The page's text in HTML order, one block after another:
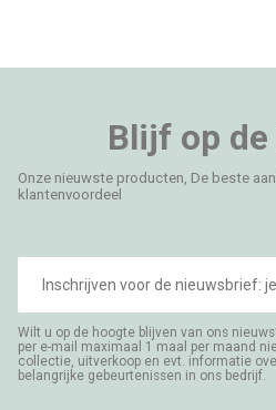
Blijf op
Onze nieuwste producten, De beste
klantenvoordeel
mailadres
Wilt u op de hoogte blijven van ons
per e-mail maximaal 1 maal per maand
collectie, uitverkoop en evt. informatie
belangrijke gebeurtenissen in ons bedrijf.